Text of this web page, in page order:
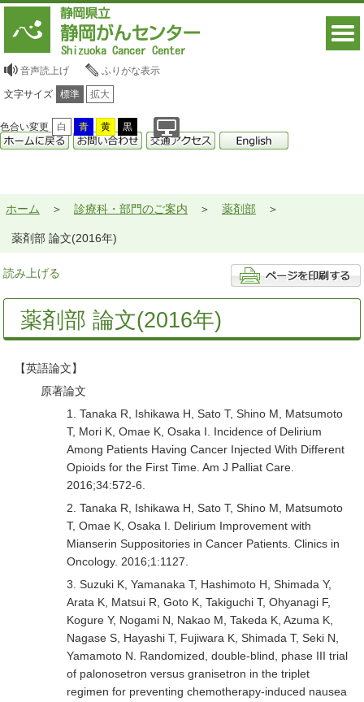
音声読上げ ふりがな表示
文字サイズ 標準 拡大
色合い変更 白 青 黄 黒
ホーム 診療科・部門のご案内 薬剤部
薬剤部 論文(2016年)
読み上げる
薬剤部 論文(2016年)
【英語論文】
原著論文
1. Tanaka R, Ishikawa H, Sato T, Shino M, Matsumoto
T, Mori K, Omae K, Osaka I. Incidence of Delirium
Among Patients Having Cancer Injected With Different
Opioids for the First Time. Am J Palliat Care.
2016;34:572-6.
2. Tanaka R, Ishikawa H, Sato T, Shino M, Matsumoto
T, Omae K, Osaka I. Delirium Improvement with
Mianserin Suppositories in Cancer Patients. Clinics in
Oncology. 2016;1:1127.
3. Suzuki K, Yamanaka T, Hashimoto H, Shimada Y,
Arata K, Matsui R, Goto K, Takiguchi T, Ohyanagi F,
Kogure Y, Nogami N, Nakao M, Takeda K, Azuma K,
Nagase S, Hayashi T, Fujiwara K, Shimada T, Seki N,
Yamamoto N. Randomized, double-blind, phase III trial
of palonosetron versus granisetron in the triplet
regimen for preventing chemotherapy-induced nausea